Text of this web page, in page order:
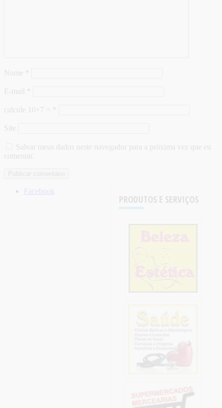
Nome
E-mail
calcule 10+7 =
Site
Salvar meus dados neste navegador para a próxima vez que eu
comentar.
PRODUTOS E SERVIÇOS
Facebook